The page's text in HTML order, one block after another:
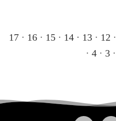
17· 16· 15· 14 · 13· 12 ·
· 4· 3·